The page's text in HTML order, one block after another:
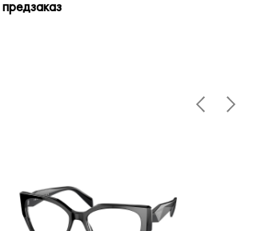
предзаказ